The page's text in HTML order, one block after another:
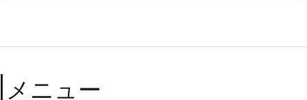
メニュー